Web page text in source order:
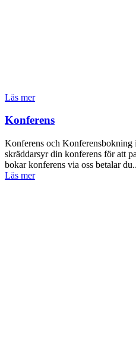
Läs mer
Konferens
Konferens och
skräddarsyr din konferens för att
bokar konferens via oss betalar
Läs mer